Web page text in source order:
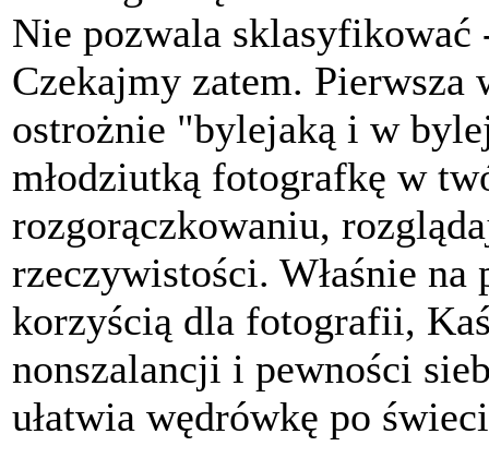
Nie pozwala sklasyfikować
Czekajmy zatem. Pierwsza
ostrożnie "bylejaką i w
młodziutką fotografkę w
rozgorączkowaniu,
rzeczywistości. Właśnie
korzyścią dla fotografii,
nonszalancji i pewności
ułatwia wędrówkę po